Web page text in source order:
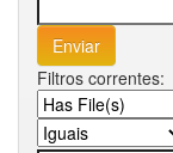
Filtros correntes: